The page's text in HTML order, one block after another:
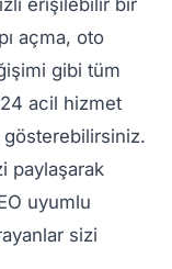
erişilebilir bir
açma, oto
gibi tüm
acil hizmet
gösterebilirsiniz.
paylaşarak
uyumlu
sizi